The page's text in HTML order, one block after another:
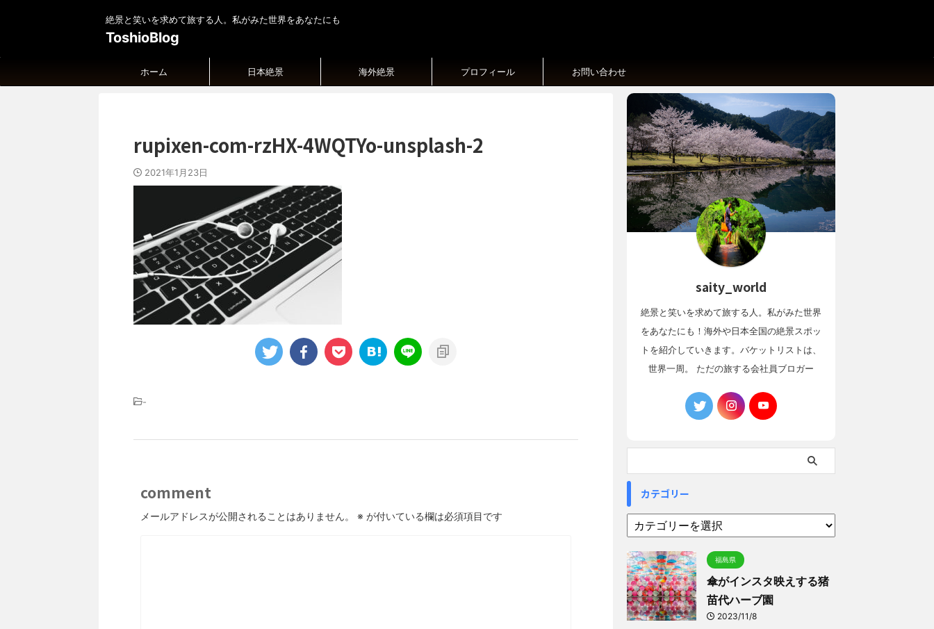
絶景と笑いを求めて旅する人。私がみた世界をあなたにも
ToshioBlog
ホーム 日本絶景 海外絶景 プロフィール お問い合わせ
rupixen-com-rzHX-4WQTYo-unsplash-2
2021年1月23日
-
comment
メールアドレスが公開されることはありません。 ※ が付いている欄は必須項目です
saity_world
絶景と笑いを求めて旅する人。私がみた世界
をあなたにも！海外や日本全国の絶景スポッ
トを紹介していきます。バケットリストは、
世界一周。 ただの旅する会社員ブロガー
カテゴリー
福島県
傘がインスタ映えする猪
苗代ハーブ園
2023/11/8